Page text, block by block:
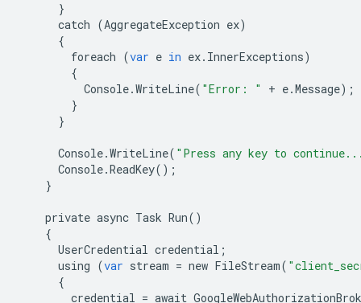
}
catch (AggregateException ex)
{
foreach (var e in ex. InnerExceptions)
{
Console.WriteLine( "Error: " + e.Message);
}
}
Console.WriteLine( "Press any key to
Console.ReadKey();
}
private async Task Run()
{
UserCredential credential ;
using (var stream = new FileStream(
{
credential = await